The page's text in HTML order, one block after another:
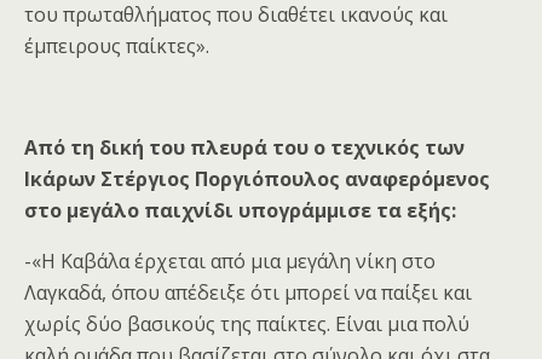
του πρωταθλήματος που διαθέτει ικανούς και
έμπειρους παίκτες».
Από τη δική του πλευρά του ο τεχνικός των
Ικάρων Στέργιος Ποργιόπουλος αναφερόμενος
στο μεγάλο παιχνίδι υπογράμμισε τα εξής:
-«Η Καβάλα έρχεται από μια μεγάλη νίκη στο
Λαγκαδά, όπου απέδειξε ότι μπορεί να παίξει και
χωρίς δύο βασικούς της παίκτες. Είναι μια πολύ